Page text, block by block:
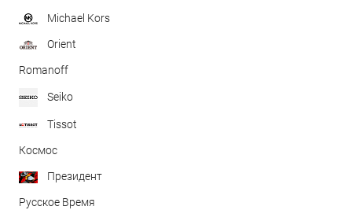
Michael Kors
Orient
Romanoff
Seiko
Tissot
Космос
Президент
Русское Время